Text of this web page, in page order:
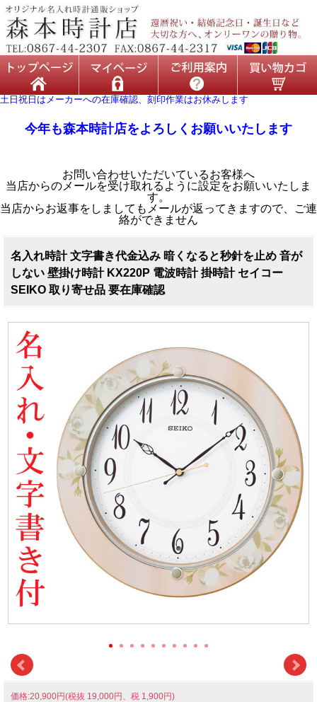
土日祝日はメーカーへの在庫確認、刻印作業はお休みします
今年も森本時計店をよろしくお願いいたします
お問い合わせいただいているお客様へ
当店からのメールを受け取れるように設定をお願いいたしま
す。
当店からお返事をしましてもメールが返ってきますので、ご連
絡ができません
名入れ時計 文字書き代金込み 暗くなると秒針を止め 音が
しない 壁掛け時計 KX220P 電波時計 掛時計 セイコー
SEIKO 取り寄せ品 要在庫確認
価格:20,900円(税抜 19,000円、税 1,900円)